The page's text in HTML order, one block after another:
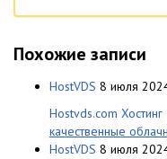
Похожие записи
HostVDS 8 июля
Hostvds.com Хостинг
качественные
HostVDS 8 июля